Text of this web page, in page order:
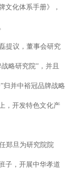
文化体系手册》，
提议，董事会研究
略研究院”，并且
归并中裕冠品牌战略
，开发特色文化产
郑旦为研究院院
子，开展中华孝道